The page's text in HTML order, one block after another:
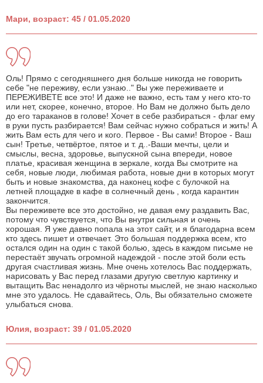
Мари, возраст: 45 / 01.05.2020
Оль! Прямо с сегодняшнего дня больше никогда не говорить
себе "не переживу, если узнаю.." Вы уже переживаете и
ПЕРЕЖИВЕТЕ все это! И даже не важно, есть там у него кто-то
или нет, скорее, конечно, второе. Но Вам не должно быть дело
до его тараканов в голове! Хочет в себе разбираться - флаг ему
в руки пусть разбирается! Вам сейчас нужно собраться и жить! А
жить Вам есть для чего и кого. Первое - Вы сами! Второе - Ваш
сын! Третье, четвёртое, пятое и т. д..-Ваши мечты, цели и
смыслы, весна, здоровье, выпускной сына впереди, новое
платье, красивая женщина в зеркале, когда Вы смотрите на
себя, новые люди, любимая работа, новые дни в которых могут
быть и новые знакомства, да наконец кофе с булочкой на
летней площадке в кафе в солнечный день , когда карантин
закончится.
Вы переживете все это достойно, не давая ему раздавить Вас,
потому что чувствуется, что Вы внутри сильная и очень
хорошая. Я уже давно попала на этот сайт, и я благодарна всем
кто здесь пишет и отвечает. Это большая поддержка всем, кто
остался один на один с такой болью, здесь в каждом письме не
перестаёт звучать огромной надеждой - после этой боли есть
другая счастливая жизнь. Мне очень хотелось Вас поддержать,
нарисовать у Вас перед глазами другую светлую картинку и
вытащить Вас ненадолго из чёрноты мыслей, не знаю насколько
мне это удалось. Не сдавайтесь, Оль, Вы обязательно сможете
улыбаться снова.
Юлия, возраст: 39 / 01.05.2020